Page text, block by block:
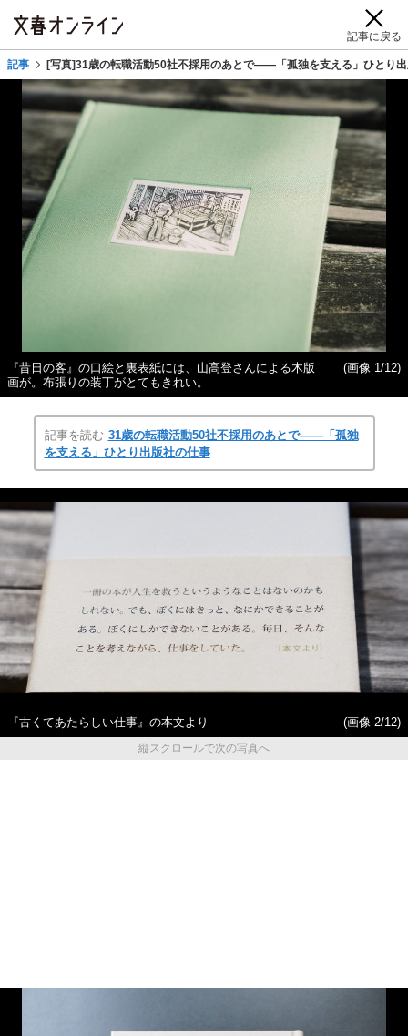
記事に戻る
記事 [写真]31歳の転職活動50社不採用のあとで――「孤独を支える」ひとり
『昔日の客』の口絵と裏表紙には、山高登さんによる木版
画が。布張りの装丁がとてもきれい。
(画像 1/12)
記事を読む 31歳の転職活動50社不採用のあとで――「孤独
を支える」ひとり出版社の仕事
『古くてあたらしい仕事』の本文より
(画像 2/12)
縦スクロールで次の写真へ